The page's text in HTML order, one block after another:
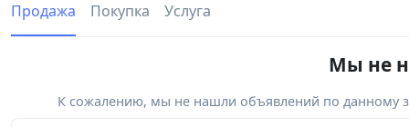
Продажа Покупка Услуга
Мы не
К сожалению, мы не нашли объявлений по данному